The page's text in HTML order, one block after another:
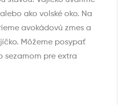
ako volské oko. Na
avokádovú zmes a
Môžeme posypať
sezamom pre extra